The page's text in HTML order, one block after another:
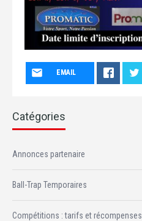
EMAIL
Catégories
Annonces partenaire
Ball-Trap Temporaires
Compétitions : tarifs et récompenses